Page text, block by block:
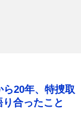
20年、特捜取
合ったこと